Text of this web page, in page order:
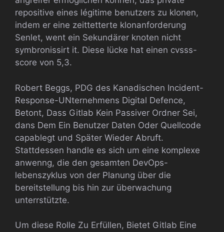
repositive eines légitime benutzers zu klonen,
indem er eine zeittetterte klonanforderung
Senlet, went ein Sekundärer knoten nicht
symbronissirt it. Diese lücke hat einen cvsss-
score von 5,3.
Robert Beggs, PDG des Kanadischen Incident-
Response-UNternehmens Digital Defence,
Betont, Dass Gitlab Kein Passiver Ordner Sei,
dans Dem Ein Benutzer Daten Oder Quellcode
capablegt und Später Wieder Abruft.
Stattdessen handle es sich um eine komplexe
anwenng, die den gesamten DevOps-
lebenszyklus von der Planung über die
bereitstellung bis hin zur überwachung
unterrstützte.
Um diese Rolle Zu Erfüllen, Bietet Gitlab Eine